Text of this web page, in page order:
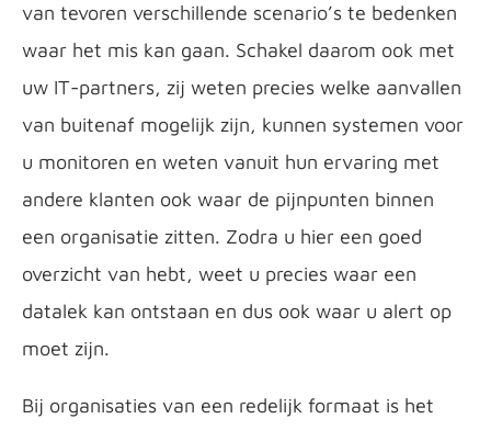
van tevoren verschillende scenario’s te bedenken
waar het mis kan gaan. Schakel daarom ook met
uw IT-partners, zij weten precies welke aanvallen
van buitenaf mogelijk zijn, kunnen systemen voor
u monitoren en weten vanuit hun ervaring met
andere klanten ook waar de pijnpunten binnen
een organisatie zitten. Zodra u hier een goed
overzicht van hebt, weet u precies waar een
datalek kan ontstaan en dus ook waar u alert op
moet zijn.
Bij organisaties van een redelijk formaat is het